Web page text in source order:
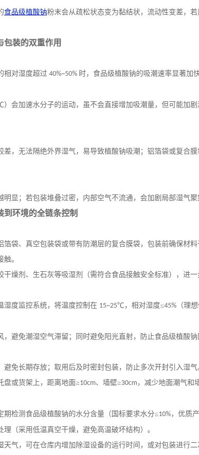
食品级植酸钠粉末会从疏松状态变为黏结状，流动性变差，
包装的双重作用
相对湿度超过 40%~50% 时，食品级植酸钠的吸潮速率显著加
会加速水分子的运动，虽不会直接增加吸潮量，但可能加
差，无法隔绝外界湿气，易导致植酸钠吸潮；铝箔袋或复合膜
显；若包装堆叠过密，内部空气不流通，会加剧局部湿气聚
到环境的全链条控制
箔袋、真空包装袋或带有防潮层的复合膜袋，包装前确保材
。
燥剂、生石灰等吸湿剂（需符合食品接触安全标准），进一
湿度监控系统，将温度控制在 15~25℃，相对湿度≤45% （理
避免潮湿空气滞留；同时避免阳光直射，防止食品级植酸钠
免长期存放；取用后及时密封包装，防止多次开封引入湿气
盘或货架上，距离地面≥10cm、墙壁≥30cm，减少地面潮气和
期检测食品级植酸钠的水分含量（国标要求水分≤10%，优质
（采用低温真空干燥，避免高温破坏结构）。
气，可在仓库内增加除湿设备的运行时间，或对包装进行二